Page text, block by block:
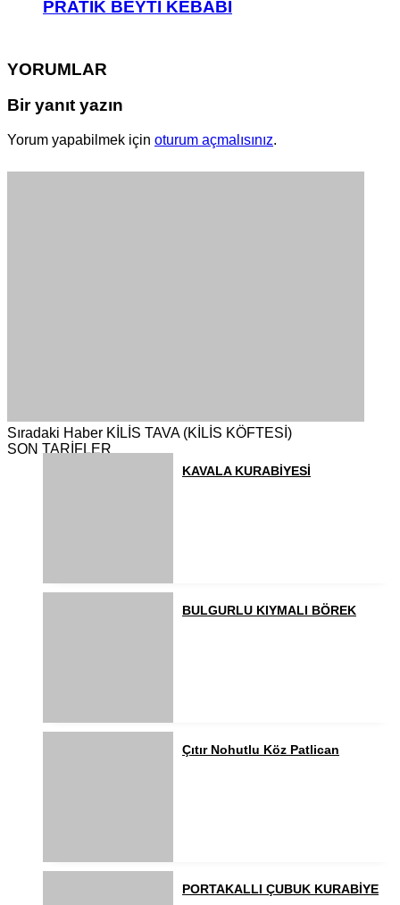
PRATİK BEYTİ KEBABI
YORUMLAR
Bir yanıt yazın
Yorum yapabilmek için oturum açmalısınız.
Sıradaki Haber KİLİS TAVA (KİLİS KÖFTESİ)
SON TARİFLER
KAVALA KURABİYESİ
BULGURLU KIYMALI BÖREK
Çıtır Nohutlu Köz Patlican
PORTAKALLI ÇUBUK KURABİYE